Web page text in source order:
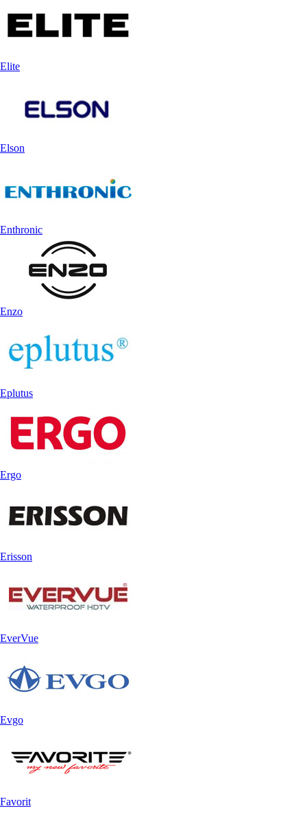
Elite
Elson
Enthronic
Enzo
Eplutus
Ergo
Erisson
EverVue
Evgo
Favorit